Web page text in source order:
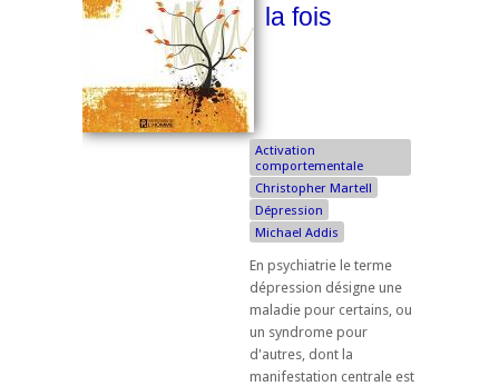
la fois
Activation
comportementale
Christopher Martell
Dépression
Michael Addis
En psychiatrie le terme
dépression désigne une
maladie pour certains, ou
un syndrome pour
d'autres, dont la
manifestation centrale est